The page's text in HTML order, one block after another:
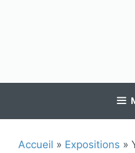
Accueil » Expositions »